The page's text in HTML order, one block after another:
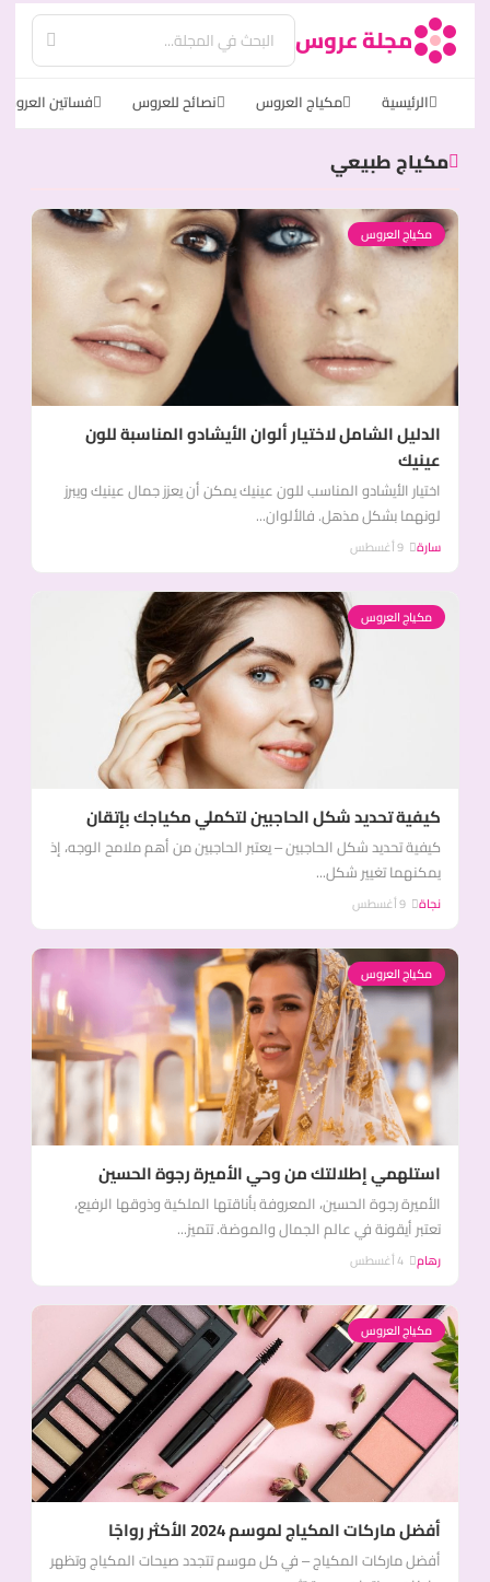
مجلة عروس
الرئيسية مكياج العروس نصائح للعروس فساتين العروس
مكياج طبيعي
مكياج العروس
الدليل الشامل لاختيار ألوان الأيشادو المناسبة للون
عينيك
اختيار الأيشادو المناسب للون عينيك يمكن أن يعزز جمال عينيك ويبرز
لونهما بشكل مذهل. فالألوان...
سارة
مكياج العروس
كيفية تحديد شكل الحاجبين لتكملي مكياجك بإتقان
كيفية تحديد شكل الحاجبين – يعتبر الحاجبين من أهم ملامح الوجه، إذ
يمكنهما تغيير شكل...
نجاة
مكياج العروس
استلهمي إطلالتك من وحي الأميرة رجوة الحسين
الأميرة رجوة الحسين، المعروفة بأناقتها الملكية وذوقها الرفيع،
تعتبر أيقونة في عالم الجمال والموضة. تتميز...
رهام
مكياج العروس
أفضل ماركات المكياج لموسم 2024 الأكثر رواجًا
أفضل ماركات المكياج – في كل موسم تتجدد صيحات المكياج وتظهر